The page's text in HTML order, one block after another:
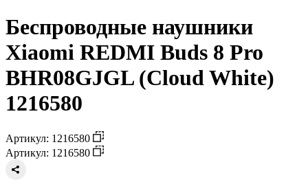
Беспроводные наушники
Xiaomi REDMI Buds 8 Pro
BHR08GJGL (Cloud White)
1216580
Артикул: 1216580
Артикул: 1216580